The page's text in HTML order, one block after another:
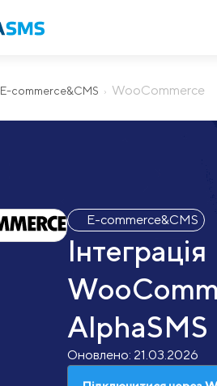
E-commerce&CMS WooCommerce
E-commerce&CMS
Інтеграція
AlphaSMS
Оновлено: 21.03.2026